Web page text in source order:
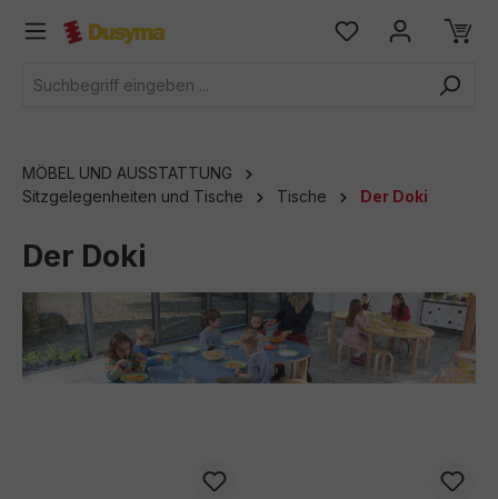
springen
MÖBEL UND AUSSTATTUNG
Sitzgelegenheiten und Tische
Tische Der Doki
Der Doki